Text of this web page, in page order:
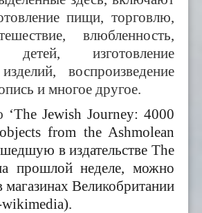
пищи, торговлю,
влюбленность,
детей, изготовление
воспроизведение
и многое другое.
‘The Jewish Journey: 4000
from the Ashmolean
в издательстве The
прошлой неделе, можно
магазинах Великобритании